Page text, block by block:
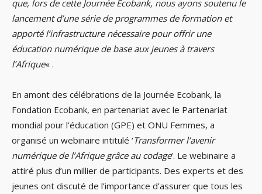
que, lors de cette Journée Ecobank, nous ayons soutenu le
lancement d’une série de programmes de formation et
apporté l’infrastructure nécessaire pour offrir une
éducation numérique de base aux jeunes à travers
l’Afrique« .
En amont des célébrations de la Journée Ecobank, la
Fondation Ecobank, en partenariat avec le Partenariat
mondial pour l’éducation (GPE) et ONU Femmes, a
organisé un webinaire intitulé ‘Transformer l’avenir
numérique de l’Afrique grâce au codage‘. Le webinaire a
attiré plus d’un millier de participants. Des experts et des
jeunes ont discuté de l’importance d’assurer que tous les